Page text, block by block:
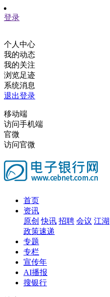
登录
个人中心
我的动态
我的关注
浏览足迹
系统消息
退出登录
移动端
访问手机端
官微
访问官微
首页
资讯
原创 快讯 招聘 会议 江湖
政策速递
专题
专栏
宣传年
AI播报
搜银行